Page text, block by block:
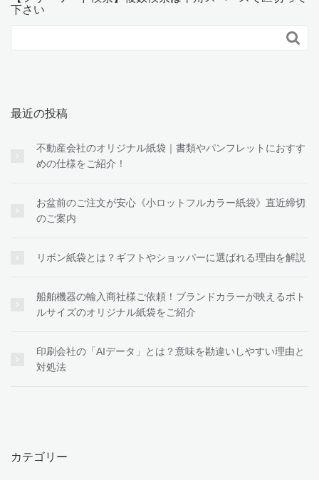
下さい

最近の投稿
不動産会社のオリジナル紙袋｜書類やパンフレットにおすす
めの仕様をご紹介！
お盆前のご注文が安心《小ロットフルカラー紙袋》直近締切
のご案内
リボン紙袋とは？ギフトやショッパーに選ばれる理由を解説
船舶機器の輸入商社様ご依頼！ブランドカラーが映えるボト
ルサイズのオリジナル紙袋をご紹介
印刷会社の「AIデータ」とは？意味を勘違いしやすい理由と
対処法
カテゴリー